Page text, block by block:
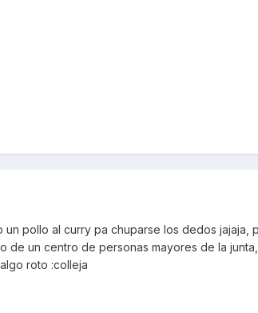
pollo al curry pa chuparse los dedos jajaja,
de un centro de personas mayores de la
roto :colleja